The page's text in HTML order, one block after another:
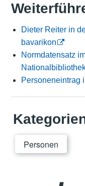
Dieter Reiter in
bavarikon
Normdatensatz
Personeneintrag
Personen